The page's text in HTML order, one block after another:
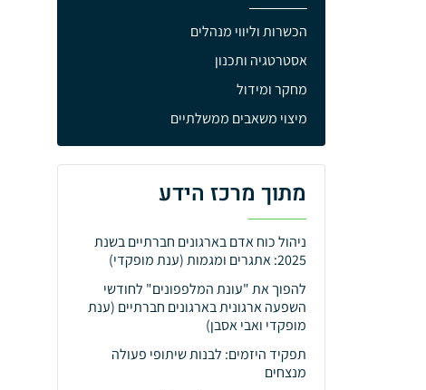
הכשרות וליווי מנהלים
אסטרטגיה ותכנון
מחקר ומידול
מיצוי משאבים ממשלתיים
מתוך מרכז הידע
ניהול כוח אדם בארגונים חברתיים בשנת
2025: אתגרים ומגמות (ענת מופקדי)
להפוך את "עונת המלפפונים" לחודשי
השפעה ארגונית בארגונים חברתיים (ענת
מופקדי ואבי אסבן)
תפקיד היזמים: לבנות שיתופי פעולה
מנצחים